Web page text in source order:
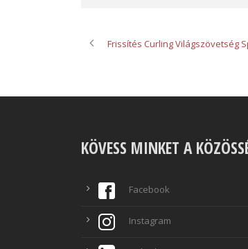
Frissítés Curling Világszövetség
KÖVESS MINKET A
Facebook
Instagram